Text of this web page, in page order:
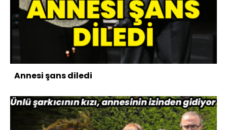
Annesi şans diledi